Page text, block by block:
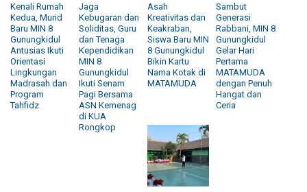
Kenali Rumah
Kedua, Murid
Baru MIN 8
Gunungkidul
Antusias Ikuti
Orientasi
Lingkungan
Madrasah dan
Program
Tahfidz
Jaga
Kebugaran dan
Soliditas, Guru
dan Tenaga
Kependidikan
MIN 8
Gunungkidul
Ikuti Senam
Pagi Bersama
ASN Kemenag
di KUA
Rongkop
Asah
Kreativitas dan
Keakraban,
Siswa Baru MIN
8 Gunungkidul
Bikin Kartu
Nama Kotak di
MATAMUDA
Sambut
Generasi
Rabbani, MIN 8
Gunungkidul
Gelar Hari
Pertama
MATAMUDA
dengan Penuh
Hangat dan
Ceria